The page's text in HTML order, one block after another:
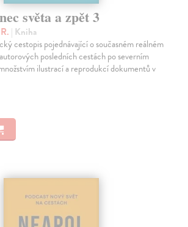
světa a zpět 3
| Kniha
cestopis pojednávající o současném reálném
posledních cestách po severním
ilustrací a reprodukcí dokumentů v